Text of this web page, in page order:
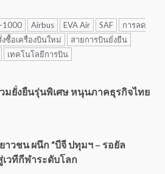
1000 Airbus EVA Air SAF
การลด
งซื้อเครื่องบินใหม่
สายการบินยั่งยืน
เทคโนโลยีการบิน
วมยั่งยืนรุ่นพิเศษ หนุนภาคธุรกิจไทย
าวชน ผนึก “บีจี ปทุมฯ – รอยัล
เวทีกีฬาระดับโลก